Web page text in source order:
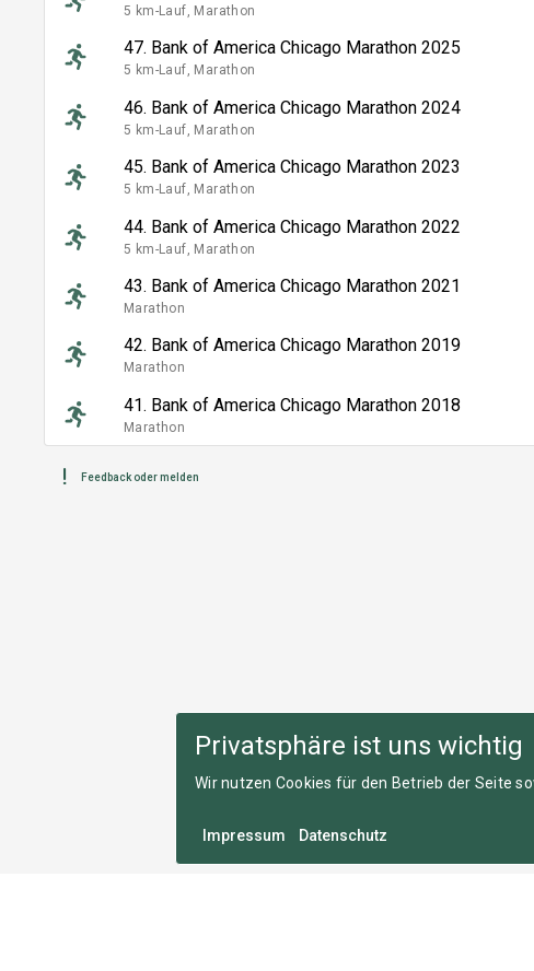
5 km-Lauf, Marathon
47. Bank of America Chicago Marathon 2025
5 km-Lauf, Marathon
46. Bank of America Chicago Marathon 2024
5 km-Lauf, Marathon
45. Bank of America Chicago Marathon 2023
5 km-Lauf, Marathon
44. Bank of America Chicago Marathon 2022
5 km-Lauf, Marathon
43. Bank of America Chicago Marathon 2021
Marathon
42. Bank of America Chicago Marathon 2019
Marathon
41. Bank of America Chicago Marathon 2018
Marathon
Feedback oder melden
Privatsphäre ist uns wichtig
Wir nutzen Cookies für den Betrieb der Seite
Impressum Datenschutz